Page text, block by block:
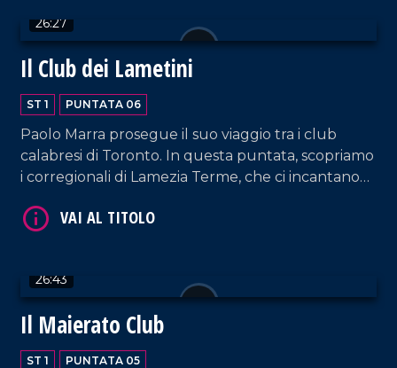
26:27
Il Club dei Lametini
ST 1 PUNTATA 06
Paolo Marra prosegue il suo viaggio tra i club
calabresi di Toronto. In questa puntata, scopriamo
i corregionali di Lamezia Terme, che ci incantano
significativi.
26:43
Il Maierato Club
ST 1 PUNTATA 05
VAI AL TITOLO